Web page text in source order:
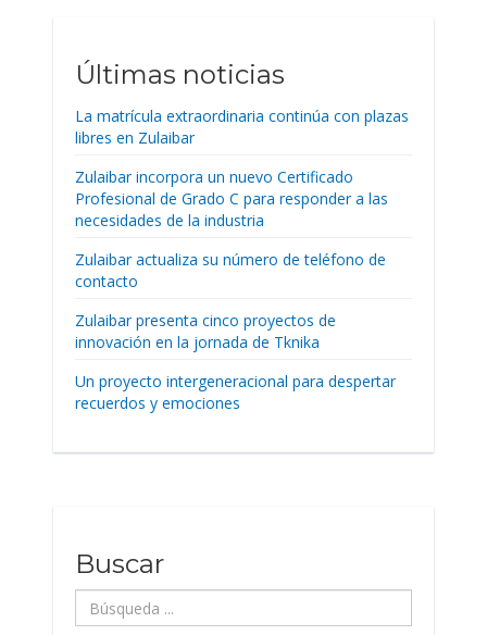
Últimas noticias
La matrícula extraordinaria continúa con plazas
libres en Zulaibar
Zulaibar incorpora un nuevo Certificado
Profesional de Grado C para responder a las
necesidades de la industria
Zulaibar actualiza su número de teléfono de
contacto
Zulaibar presenta cinco proyectos de
innovación en la jornada de Tknika
Un proyecto intergeneracional para despertar
recuerdos y emociones
Buscar
Búsqueda
...